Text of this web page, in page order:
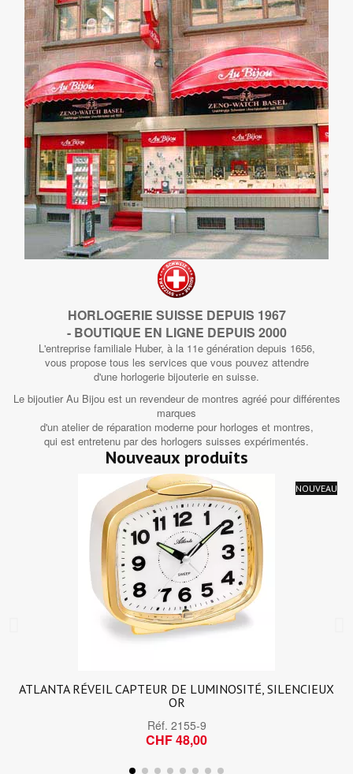
HORLOGERIE SUISSE DEPUIS 1967
- BOUTIQUE EN LIGNE DEPUIS 2000
L'entreprise familiale Huber, à la 11e génération depuis 1656,
vous propose tous les services que vous pouvez attendre
d'une horlogerie bijouterie en suisse.
Le bijoutier Au Bijou est un revendeur de montres agréé pour différentes
marques
d'un atelier de réparation moderne pour horloges et montres,
qui est entretenu par des horlogers suisses expérimentés.
Nouveaux produits
NOUVEAU
ATLANTA RÉVEIL CAPTEUR DE LUMINOSITÉ, SILENCIEUX
OR
Réf. 2155-9
CHF 48,00